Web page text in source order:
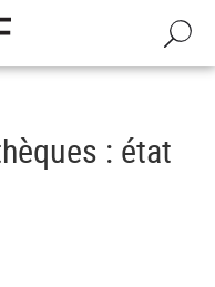
Recherche
: état